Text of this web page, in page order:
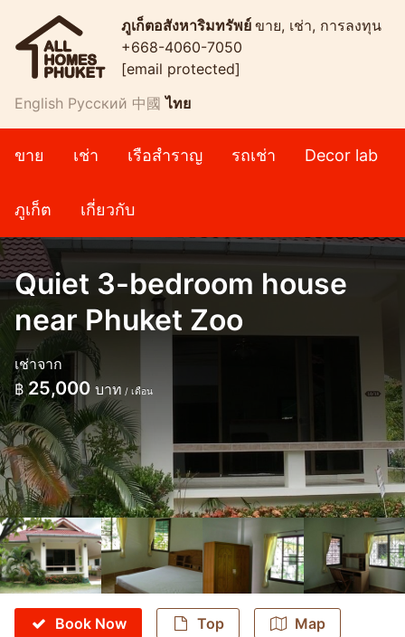
ภูเก็ตอสังหาริมทรัพย์ ขาย, เช่า, การลงทุน
+668-4060-7050
[email protected]
English Русский 中國 ไทย
ขาย เช่า เรือสำราญ รถเช่า Decor lab
ภูเก็ต เกี่ยวกับ
Quiet 3-bedroom house
near Phuket Zoo
เช่าจาก
฿ 25,000 บาท / เดือน
Book Now Top Map